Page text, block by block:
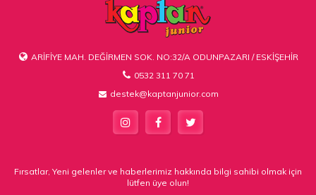
ARİFİYE MAH. DEĞİRMEN SOK. NO:32/A ODUNPAZARI / ESKİŞEHİR
0532 311 70 71
destek@kaptanjunior.com
Fırsatlar, Yeni gelenler ve haberlerimiz hakkında bilgi sahibi olmak için
lütfen üye olun!